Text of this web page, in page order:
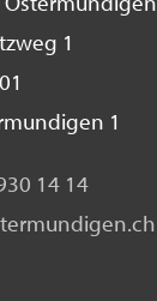
1
1
14 14
rm nd g n ch